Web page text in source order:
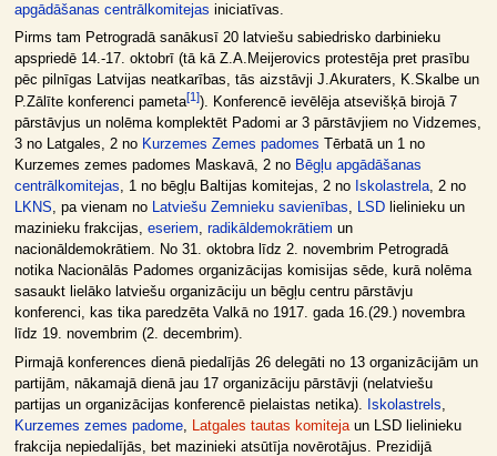
apgādāšanas centrālkomitejas iniciatīvas.
Pirms tam Petrogradā sanākusī 20 latviešu sabiedrisko darbinieku
apspriedē 14.-17. oktobrī (tā kā Z.A.Meijerovics protestēja pret prasību
pēc pilnīgas Latvijas neatkarības, tās aizstāvji J.Akuraters, K.Skalbe un
P.Zālīte konferenci pameta[1]). Konferencē ievēlēja atsevišķā birojā 7
pārstāvjus un nolēma komplektēt Padomi ar 3 pārstāvjiem no Vidzemes,
3 no Latgales, 2 no Kurzemes Zemes padomes Tērbatā un 1 no
Kurzemes zemes padomes Maskavā, 2 no Bēgļu apgādāšanas
centrālkomitejas, 1 no bēgļu Baltijas komitejas, 2 no Iskolastrela, 2 no
LKNS, pa vienam no Latviešu Zemnieku savienības, LSDlielinieku un
mazinieku frakcijas, eseriem, radikāldemokrātiem un
nacionāldemokrātiem. No 31. oktobra līdz 2. novembrim Petrogradā
notika Nacionālās Padomes organizācijas komisijas sēde, kurā nolēma
sasaukt lielāko latviešu organizāciju un bēgļu centru pārstāvju
konferenci, kas tika paredzēta Valkā no 1917. gada 16.(29.) novembra
līdz 19. novembrim (2. decembrim).
Pirmajā konferences dienā piedalījās 26 delegāti no 13 organizācijām un
partijām, nākamajā dienā jau 17 organizāciju pārstāvji (nelatviešu
partijas un organizācijas konferencē pielaistas netika).
Iskolastrels
Kurzemes zemes padome, Latgales tautas komitejaun LSD lielinieku
frakcija nepiedalījās, bet mazinieki atsūtīja novērotājus. Prezidijā